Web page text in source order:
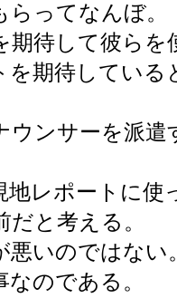
ってなんぼ。
期待して彼らを
を期待している
ウンサーを派遣
地レポートに使
と考える。
悪いのではない
のである。